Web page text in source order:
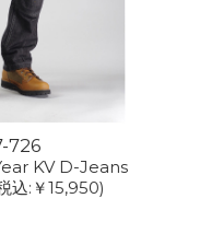
726
KV D-Jeans
込:￥15,950)